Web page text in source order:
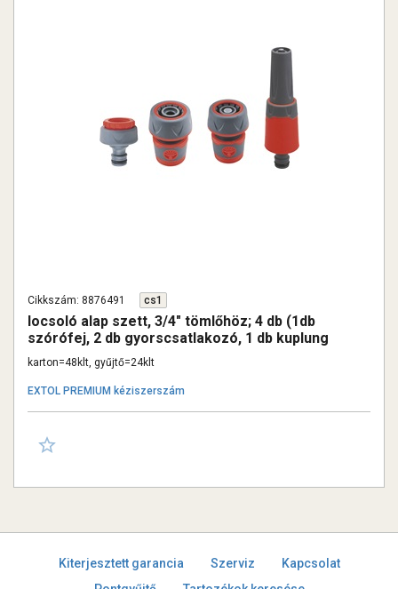
Cikkszám: 8876491 cs1
locsoló alap szett, 3/4" tömlőhöz; 4 db (1db
szórófej, 2 db gyorscsatlakozó, 1 db kuplung
csatlakozó 1/2"-3/4")
karton=48klt, gyűjtő=24klt
EXTOL PREMIUM kéziszerszám
Kiterjesztett garancia Szerviz
Kapcsolat